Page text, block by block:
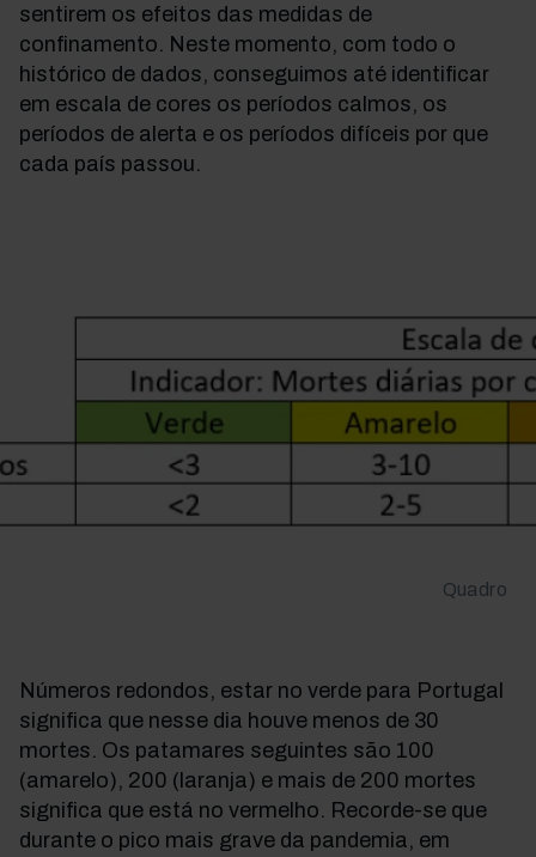
sentirem os efeitos das medidas de
confinamento. Neste momento, com todo o
histórico de dados, conseguimos até identificar
em escala de cores os períodos calmos, os
períodos de alerta e os períodos difíceis por que
cada país passou.
Quadro
Números redondos, estar no verde para Portugal
significa que nesse dia houve menos de 30
mortes. Os patamares seguintes são 100
(amarelo), 200 (laranja) e mais de 200 mortes
significa que está no vermelho. Recorde-se que
durante o pico mais grave da pandemia, em